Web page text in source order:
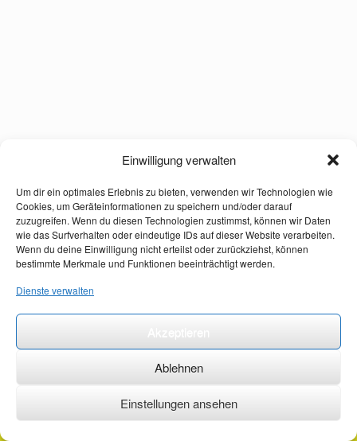
Einwilligung verwalten
Um dir ein optimales Erlebnis zu bieten, verwenden wir Technologien wie
Cookies, um Geräteinformationen zu speichern und/oder darauf
zuzugreifen. Wenn du diesen Technologien zustimmst, können wir Daten
wie das Surfverhalten oder eindeutige IDs auf dieser Website verarbeiten.
Wenn du deine Einwilligung nicht erteilst oder zurückziehst, können
bestimmte Merkmale und Funktionen beeinträchtigt werden.
Dienste verwalten
Ablehnen
Einstellungen ansehen
©2026 ·erstehilfekurs-mauch.de ·AGB ·Datenschutzerklärung ·Impressum ·